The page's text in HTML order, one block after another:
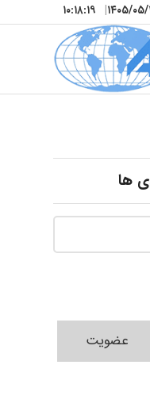
۰۵/۱۸| ۱۰:۱۸:۲۰
ها
عضویت